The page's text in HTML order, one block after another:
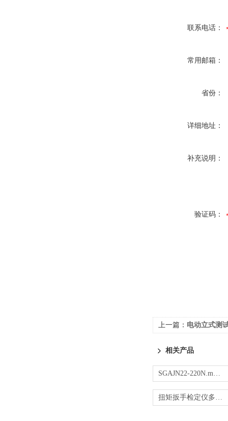
联系电话：
常用邮箱：
省份：
详细地址：
补充说明：
验证码：
上一篇： 电动立式测试
相关产品
SGAJN22-220N.m便携式扭力测试仪 传感器动力
扭矩扳手检定仪多少钱